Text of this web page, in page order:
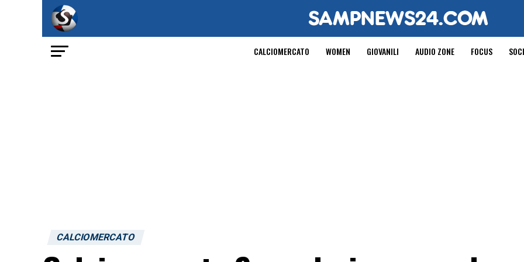
CALCIOMERCATO WOMEN GIOVANILI AUDIO ZONE FOCUS
CALCIOMERCATO